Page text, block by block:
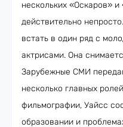
нескольких «Оскаров» и
действительно
встать в один ряд с
актрисами. Она
Зарубежные СМИ
несколько главных
фильмографии, Уайсс
образовании и